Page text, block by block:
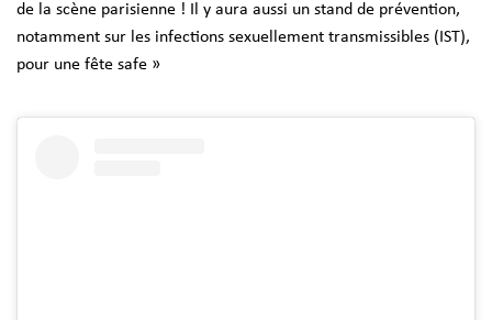
de la scène parisienne ! Il y aura aussi un stand de prévention,
notamment sur les infections sexuellement transmissibles (IST),
pour une fête safe »